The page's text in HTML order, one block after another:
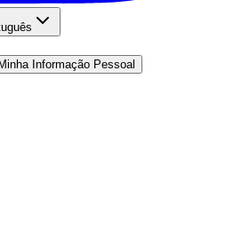
Informação Pessoal